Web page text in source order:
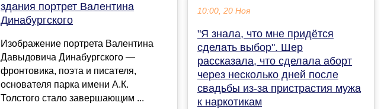
здания портрет Валентина
Динабургского
Изображение портрета Валентина
Давыдовича Динабургского —
фронтовика, поэта и писателя,
основателя парка имени А.К.
Толстого стало завершающим ...
10:00, 20 Ноя
"Я знала, что мне придётся
сделать выбор". Шер
рассказала, что сделала аборт
через несколько дней после
свадьбы из-за пристрастия мужа
к наркотикам